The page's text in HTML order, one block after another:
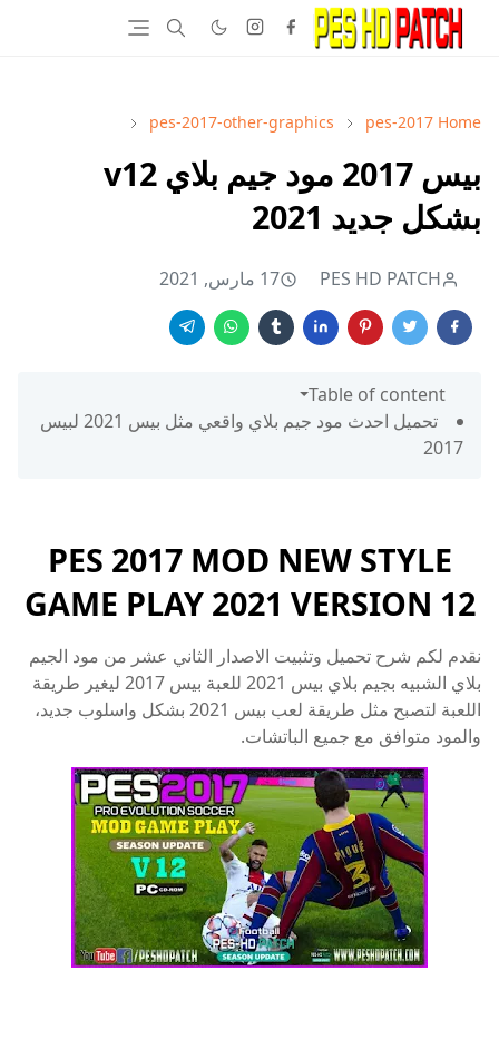
Home
pes-2017
pes-2017-other-graphics
بيس 2017 مود جيم بلاي v12
بشكل جديد 2021
PES HD PATCH 17 مارس, 2021
Table of content
تحميل احدث مود جيم بلاي واقعي مثل بيس 2021 لبيس
2017
PES 2017 MOD NEW STYLE
GAME PLAY 2021 VERSION 12
نقدم لكم شرح تحميل وتثبيت الاصدار الثاني عشر من مود الجيم
بلاي الشبيه بجيم بلاي بيس 2021 للعبة بيس 2017 ليغير طريقة
اللعبة لتصبح مثل طريقة لعب بيس 2021 بشكل واسلوب جديد،
والمود متوافق مع جميع الباتشات.